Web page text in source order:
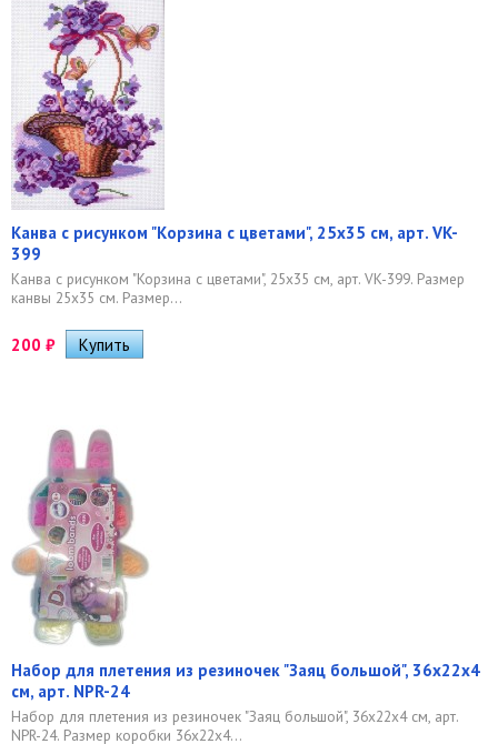
Канва с рисунком "Корзина с цветами", 25х35 см, арт. VK-
399
Канва с рисунком "Корзина с цветами", 25х35 см, арт. VK-399. Размер
канвы 25х35 см. Размер...
200 ₽
Набор для плетения из резиночек "Заяц большой", 36х22х4
см, арт. NPR-24
Набор для плетения из резиночек "Заяц большой", 36х22х4 см, арт.
NPR-24. Размер коробки 36х22х4...